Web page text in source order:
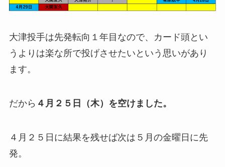
大津投手は先発転向１年目なので、カード頭とい
うよりは楽な所で投げさせたいという思いがあり
ます。
だから ４月２５日（木）を空けました。
４月２５日に結果を残せば次は５月の金曜日に先
発。